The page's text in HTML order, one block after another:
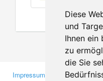
Diese
und
Ihnen ein
zu
die Sie
Impressum